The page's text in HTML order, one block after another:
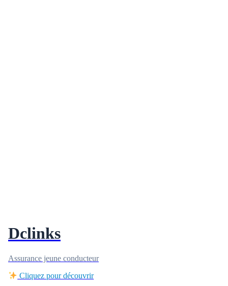
Dclinks
Assurance jeune conducteur
Cliquez pour découvrir